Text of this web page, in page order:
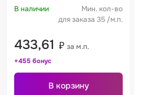
В наличии
Мин. кол-во
для заказа 35 /м.п.
433,61 ₽ за м.п.
+455 бонус
В корзину